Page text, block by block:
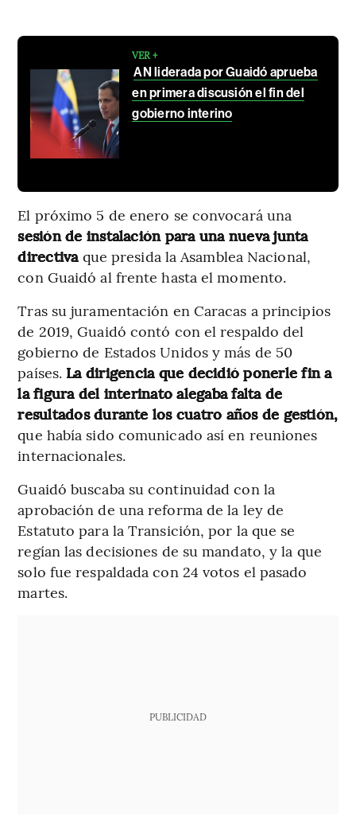
VER +
AN liderada por Guaidó aprueba
en primera discusión el fin del
gobierno interino
El próximo 5 de enero se convocará una
sesión de instalación para una nueva junta
directivaque presida la Asamblea Nacional,
con Guaidó al frente hasta el momento.
Tras su juramentación en Caracas a principios
de 2019, Guaidó contó con el respaldo del
gobierno de Estados Unidos y más de 50
países. La dirigencia que decidió ponerle fin a
la figura del interinato alegaba falta de
resultados durante los cuatro años de gestión,
que había sido comunicado así en reuniones
internacionales.
Guaidó buscaba su continuidad con la
aprobación de una reforma de la ley de
Estatuto para la Transición, por la que se
regían las decisiones de su mandato, y la que
solo fue respaldada con 24 votos el pasado
martes.
PUBLICIDAD